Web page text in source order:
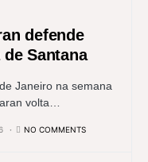
defende
Santana
Janeiro na semana
volta…
NO COMMENTS